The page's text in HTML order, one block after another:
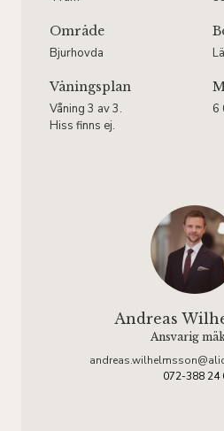
Område
Bjurhovda
Våningsplan
Våning 3 av 3.
Hiss finns ej.
6
Andreas
Ansvarig
072-388 24